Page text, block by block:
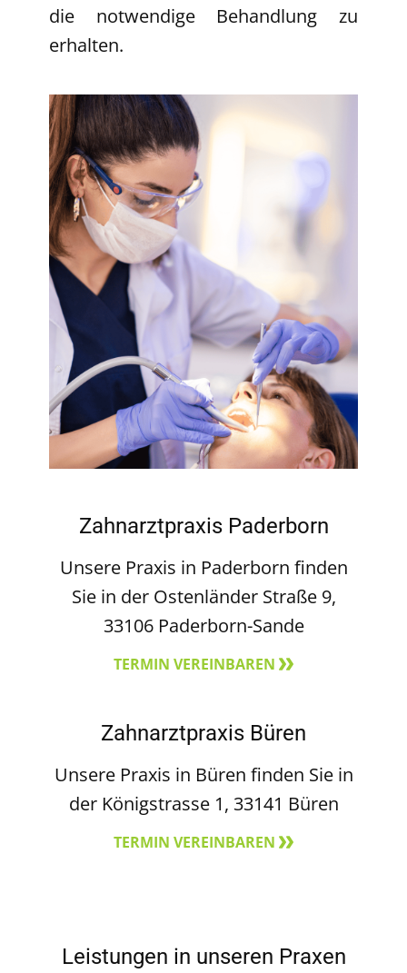
die notwendige Behandlung zu
erhalten.
Zahnarztpraxis Paderborn
Unsere Praxis in Paderborn finden
Sie in der Ostenländer Straße 9,
33106 Paderborn-Sande
TERMIN VEREINBAREN
Zahnarztpraxis Büren
Unsere Praxis in Büren finden Sie in
der Königstrasse 1, 33141 Büren
TERMIN VEREINBAREN
Leistungen in unseren Praxen